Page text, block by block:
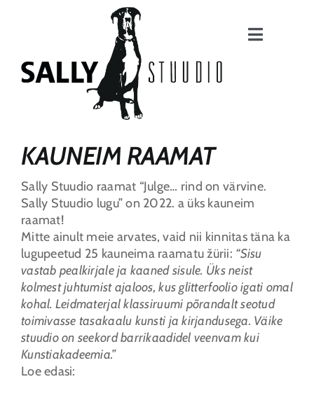
Toggle
KUNSTI
LUGU
SALLY
POOD
SALLY
KAUNEIM RAAMAT
Sally Stuudio raamat “Julge… rind on värvine.
Sally Stuudio lugu” on 2022. a üks kauneim
raamat!
Mitte ainult meie arvates, vaid nii kinnitas täna ka
lugupeetud 25 kauneima raamatu žürii: “Sisu
vastab pealkirjale ja kaaned sisule. Üks neist
kolmest juhtumist ajaloos, kus glitterfoolio igati omal
kohal. Leidmaterjal klassiruumi põrandalt seotud
toimivasse tasakaalu kunsti ja kirjandusega. Väike
stuudio on seekord barrikaadidel veenvam kui
Kunstiakadeemia.”
Loe edasi: